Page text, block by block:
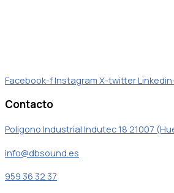
Facebook-fInstagram X-twitter
Contacto
Poligono Industrial Indutec 18 21007
info@dbsound.es
959 36 32 37